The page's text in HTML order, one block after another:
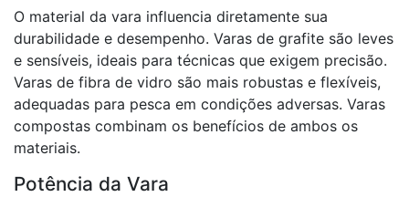
O material da vara influencia diretamente sua
durabilidade e desempenho. Varas de grafite são leves
e sensíveis, ideais para técnicas que exigem precisão.
Varas de fibra de vidro são mais robustas e flexíveis,
adequadas para pesca em condições adversas. Varas
compostas combinam os benefícios de ambos os
materiais.
Potência da Vara